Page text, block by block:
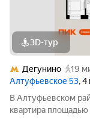
3D-тур
Дегунино
19
Алтуфьевское 53, 4
В Алтуфьевском
квартира